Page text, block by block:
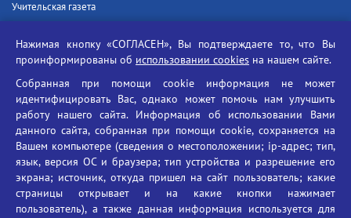
Учительская газета
Единый портал государственных услуг
Противодействие угрозам информационной безопасности
Социальные ролики - Генеральная прокуратура РФ
Противодействие коррупции
БГУ против наркотиков
Брянский государственный университет
имени академика И.Г. Петровского
Время работы: пн-пт 09:00-18:00
Нажимая кнопку «СОГЛАСЕН», Вы подтверждаете то, что Вы
проинформированы об использовании cookies на нашем сайте.
Собранная при помощи cookie информация не может
идентифицировать Вас, однако может помочь нам улучшить
работу нашего сайта. Информация об использовании Вами
данного сайта, собранная при помощи cookie, сохраняется на
Вашем компьютере (сведения о местоположении; ip-адрес; тип,
язык, версия ОС и браузера; тип устройства и разрешение его
экрана; источник, откуда пришел на сайт пользователь; какие
страницы открывает и на какие кнопки нажимает
пользователь), а также данная информация используется для